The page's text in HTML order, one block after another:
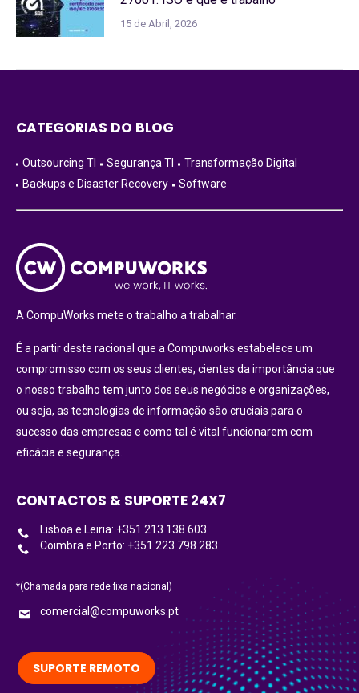
15 de Abril, 2026
CATEGORIAS DO BLOG
Outsourcing TI Segurança TI
Transformação Digital
Backups e Disaster Recovery
Software
A CompuWorks mete o trabalho a trabalhar.
É a partir deste racional que a Compuworks estabelece um
compromisso com os seus clientes, cientes da importância que
o nosso trabalho tem junto dos seus negócios e organizações,
ou seja, as tecnologias de informação são cruciais para o
sucesso das empresas e como tal é vital funcionarem com
eficácia e segurança.
CONTACTOS & SUPORTE 24X7
Lisboa e Leiria: +351 213 138 603
Coimbra e Porto: +351 223 798 283
*(Chamada para rede fixa nacional)
comercial@compuworks.pt
SUPORTE REMOTO